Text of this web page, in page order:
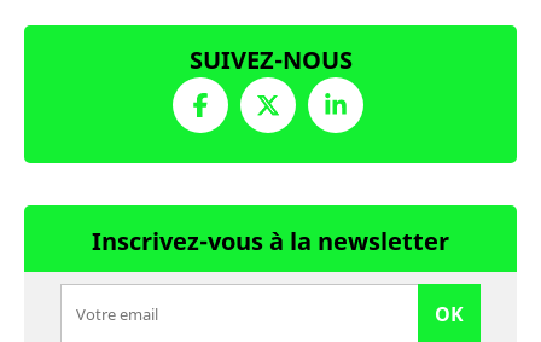
SUIVEZ-NOUS
Inscrivez-vous à la newsletter
OK